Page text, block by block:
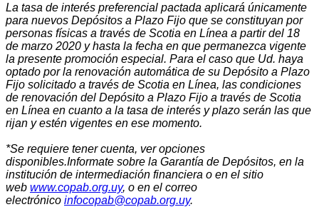
La tasa de interés preferencial pactada aplicará únicamente
para nuevos Depósitos a Plazo Fijo que se constituyan por
personas físicas a través de Scotia en Línea a partir del 18
de marzo 2020 y hasta la fecha en que permanezca vigente
la presente promoción especial. Para el caso que Ud. haya
optado por la renovación automática de su Depósito a Plazo
Fijo solicitado a través de Scotia en Línea, las condiciones
de renovación del Depósito a Plazo Fijo a través de Scotia
en Línea en cuanto a la tasa de interés y plazo serán las que
rijan y estén vigentes en ese momento.
*Se requiere tener cuenta, ver opciones
disponibles.Informate sobre la Garantía de Depósitos, en la
institución de intermediación financiera o en el sitio
web www.copab.org.uy, o en el correo
electrónico infocopab@copab.org.uy.